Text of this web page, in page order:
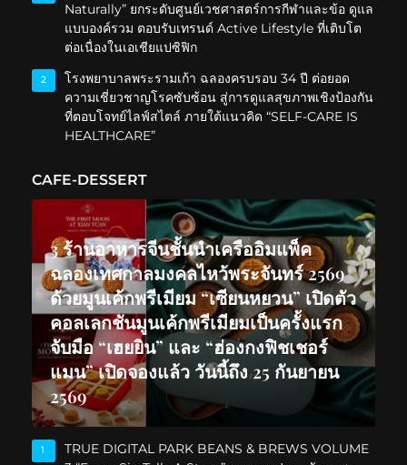
Naturally” ยกระดับศูนย์เวชศาสตร์การกีฬาและข้อ ดูแล
แบบองค์รวม ตอบรับเทรนด์ Active Lifestyle ที่เติบโต
ต่อเนื่องในเอเชียแปซิฟิก
2
โรงพยาบาลพระรามเก้า ฉลองครบรอบ 34 ปี ต่อยอด
ความเชี่ยวชาญโรคซับซ้อน สู่การดูแลสุขภาพเชิงป้องกัน
ที่ตอบโจทย์ไลฟ์สไตล์ ภายใต้แนวคิด “SELF-CARE IS
HEALTHCARE”
CAFE-DESSERT
3 ร้านอาหารจีนชั้นนำเครืออิมแพ็ค
ฉลองเทศกาลมงคลไหว้พระจันทร์ 2569
ด้วยมูนเค้กพรีเมียม “เซียนหยวน” เปิดตัว
คอลเลกชันมูนเค้กพรีเมียมเป็นครั้งแรก
จับมือ “เฮยยิน” และ “ฮ่องกงฟิชเชอร์
แมน” เปิดจองแล้ว วันนี้ถึง 25 กันยายน
2569
1
TRUE DIGITAL PARK BEANS & BREWS VOLUME